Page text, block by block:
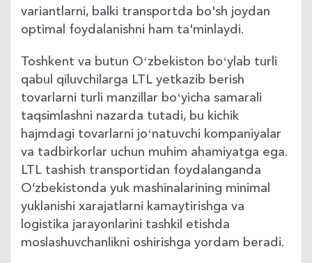
variantlarni, balki transportda bo'sh joydan
optimal foydalanishni ham ta'minlaydi.
Toshkent va butun Oʻzbekiston boʻylab turli
qabul qiluvchilarga LTL yetkazib berish
tovarlarni turli manzillar boʻyicha samarali
taqsimlashni nazarda tutadi, bu kichik
hajmdagi tovarlarni joʻnatuvchi kompaniyalar
va tadbirkorlar uchun muhim ahamiyatga ega.
LTL tashish transportidan foydalanganda
O‘zbekistonda yuk mashinalarining minimal
yuklanishi xarajatlarni kamaytirishga va
logistika jarayonlarini tashkil etishda
moslashuvchanlikni oshirishga yordam beradi.